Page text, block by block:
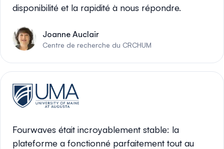
disponibilité et la rapidité à nous répondre.
Joanne Auclair
Centre de recherche du CRCHUM
Fourwaves était incroyablement stable: la
plateforme a fonctionné parfaitement tout au